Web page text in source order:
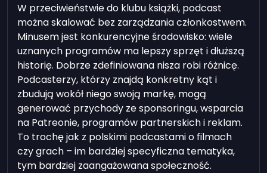
W przeciwieństwie do klubu książki, podcast
można skalować bez zarządzania członkostwem.
Minusem jest konkurencyjne środowisko: wiele
uznanych programów ma lepszy sprzęt i dłuższą
historię. Dobrze zdefiniowana nisza robi różnicę.
Podcasterzy, którzy znajdą konkretny kąt i
zbudują wokół niego swoją markę, mogą
generować przychody ze sponsoringu, wsparcia
na Patreonie, programów partnerskich i reklam.
To trochę jak z polskimi podcastami o filmach
czy grach – im bardziej specyficzna tematyka,
tym bardziej zaangażowana społeczność.